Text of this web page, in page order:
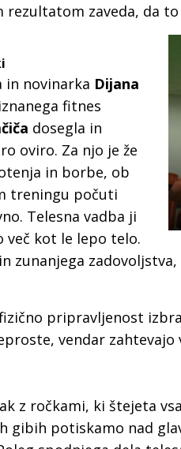
rezultatom zaveda, da
in novinarka Dijana
fitnes
dosegla in
oviro. Za njo je že
in borbe, ob
treningu počuti
Telesna vadba ji
več kot le lepo telo.
zunanjega
pripravljenost
vendar
z ročkami, ki štejeta
gibih potiskamo nad